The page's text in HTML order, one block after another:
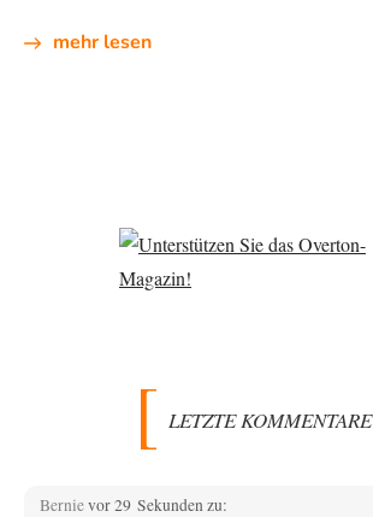
mehr lesen
LETZTE KOMMENTARE
Bernievor 29 Sekunden zu: